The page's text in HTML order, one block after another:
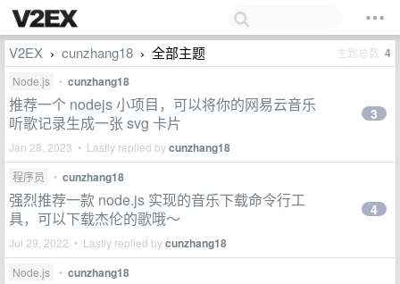
V2EX › cunzhang18 › 全部主题 主题总数 4
Node.js • cunzhang18
推荐一个 nodejs 小项目，可以将你的网易云音乐
听歌记录生成一张 svg 卡片
Jan 28, 2023 • Lastly replied bycunzhang18
3
程序员 • cunzhang18
强烈推荐一款 node.js 实现的音乐下载命令行工
具，可以下载杰伦的歌哦～
Jul 29, 2022 • Lastly replied bycunzhang18
4
Node.js • cunzhang18